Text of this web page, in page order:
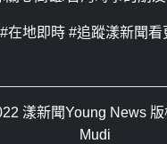
在地即時 #追蹤漾新聞看
漾新聞Young News
Mudi